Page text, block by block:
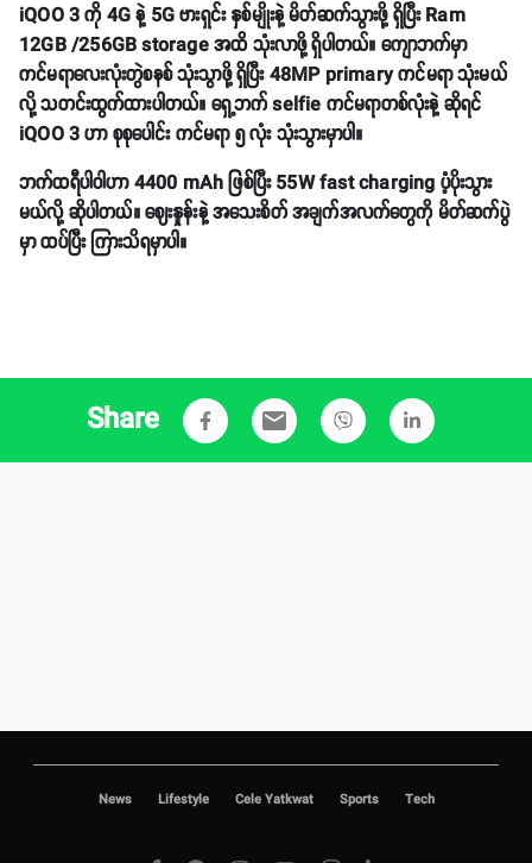
iQOO 3 ကို 4G နဲ့ 5G ဗားရှင်း နှစ်မျိုးနဲ့ မိတ်ဆက်သွားဖို့ ရှိပြီး Ram
12GB /256GB storage အထိ သုံးလာဖို့ ရှိပါတယ်။ ကျောဘက်မှာ
ကင်မရာလေးလုံးတွဲစနစ် သုံးသွာဖို့ ရှိပြီး 48MP primary ကင်မရာ သုံးမယ်
လို့ သတင်းထွက်ထားပါတယ်။ ရှေ့ဘက် selfie ကင်မရာတစ်လုံးနဲ့ ဆိုရင်
iQOO 3 ဟာ စုစုပေါင်း ကင်မရာ ၅ လုံး သုံးသွားမှာပါ။
ဘက်ထရီပါဝါဟာ 4400 mAh ဖြစ်ပြီး 55W fast charging ပံ့ပိုးသွား
မယ်လို့ ဆိုပါတယ်။ ဈေးနှုန်းနဲ့ အသေးစိတ် အချက်အလက်တွေကို မိတ်ဆက်ပွဲ
မှာ ထပ်ပြီး ကြားသိရမှာပါ။
Share email
News Lifestyle Cele Yatkwat Sports Tech